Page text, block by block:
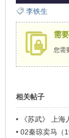
李铁生
需要
您需
相关帖子
•
《苏武》 上
• 02秦琼卖马（